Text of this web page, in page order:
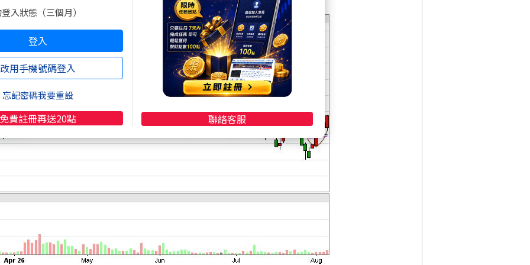
入狀態（三個月）
登入
改用手機號碼登入
忘記密碼我要重設
費註冊再送20點 聯絡客服